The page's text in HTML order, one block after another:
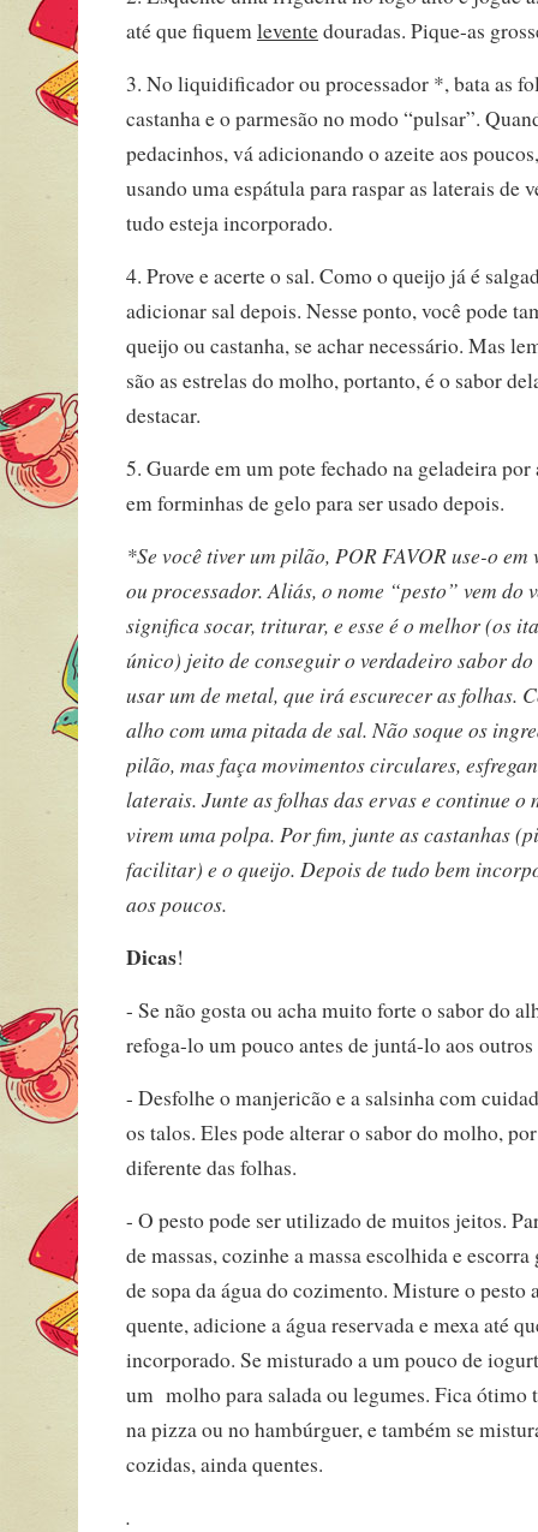
até que fiquem leventedouradas. Pique-as
3. No liquidificador ou processador *, bata as
castanha e o parmesão no modo “pulsar”.
pedacinhos, vá adicionando o azeite aos
usando uma espátula para raspar as laterais de
tudo esteja incorporado.
4. Prove e acerte o sal. Como o queijo já é
adicionar sal depois. Nesse ponto, você pode
queijo ou castanha, se achar necessário. Mas
são as estrelas do molho, portanto, é o sabor
destacar.
5. Guarde em um pote fechado na geladeira
em forminhas de gelo para ser usado depois.
*Se você tiver um pilão, POR FAVOR use-o
ou processador. Aliás, o nome “pesto” vem do
significa socar, triturar, e esse é o melhor (os
único) jeito de conseguir o verdadeiro sabor
usar um de metal, que irá escurecer as folhas.
alho com uma pitada de sal. Não soque os
pilão, mas faça movimentos circulares,
laterais. Junte as folhas das ervas e continue o
virem uma polpa. Por fim, junte as castanhas
facilitar) e o queijo. Depois de tudo bem
aos poucos.
Dicas!
- Se não gosta ou acha muito forte o sabor do
refoga-lo um pouco antes de juntá-lo aos
- Desfolhe o manjericão e a salsinha com
os talos. Eles pode alterar o sabor do molho,
diferente das folhas.
- O pesto pode ser utilizado de muitos jeitos.
de massas, cozinhe a massa escolhida e
de sopa da água do cozimento. Misture o pesto
quente, adicione a água reservada e mexa até
incorporado. Se misturado a um pouco de
um molho para salada ou legumes. Fica ótimo
na pizza ou no hambúrguer, e também se
cozidas, ainda quentes.
.